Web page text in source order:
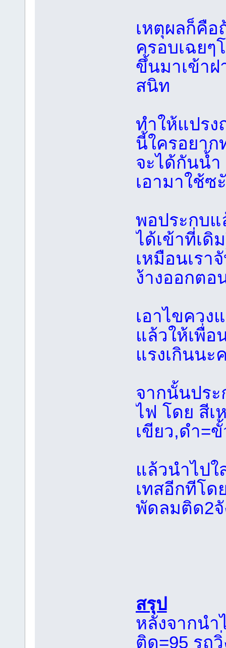
เหตุผลก็คือ
ครอบเฉยๆ
ขึ้นมาเข้า
สนิท
ทำให้แปรง
นี้ใครอยาก
จะได้กันน้
เอามาใช้ซ
พอประกบแ
ได้เข้าที่เดิ
เหมือนเรา
ง้างออกตอ
เอาไขควง
แล้วให้เพื่
แรงเกินนะ
จากนั้นประ
ไฟ โดย สี
เขียว,ดำ=
แล้วนำไป
เทสอีกทีโด
พัดลมติด2จั
สรุป
หลังจากน
ติด=95 รถวิ่